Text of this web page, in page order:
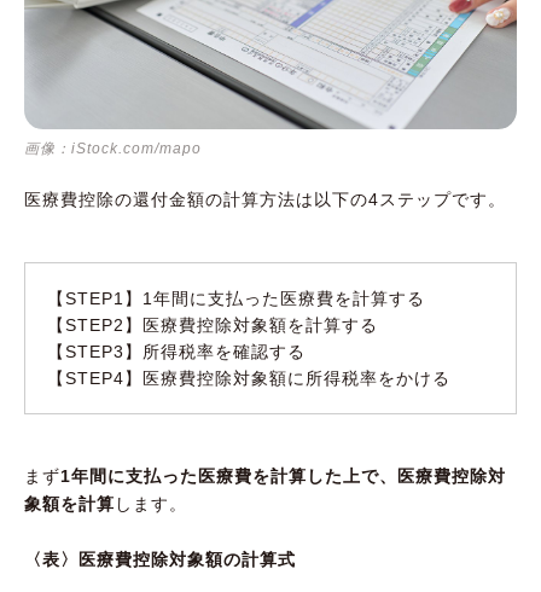
画像：iStock.com/mapo
医療費控除の還付金額の計算方法は以下の4ステップです。
【STEP1】1年間に支払った医療費を計算する
【STEP2】医療費控除対象額を計算する
【STEP3】所得税率を確認する
【STEP4】医療費控除対象額に所得税率をかける
まず1年間に支払った医療費を計算した上で、医療費控除対
象額を計算 します。
〈表〉医療費控除対象額の計算式